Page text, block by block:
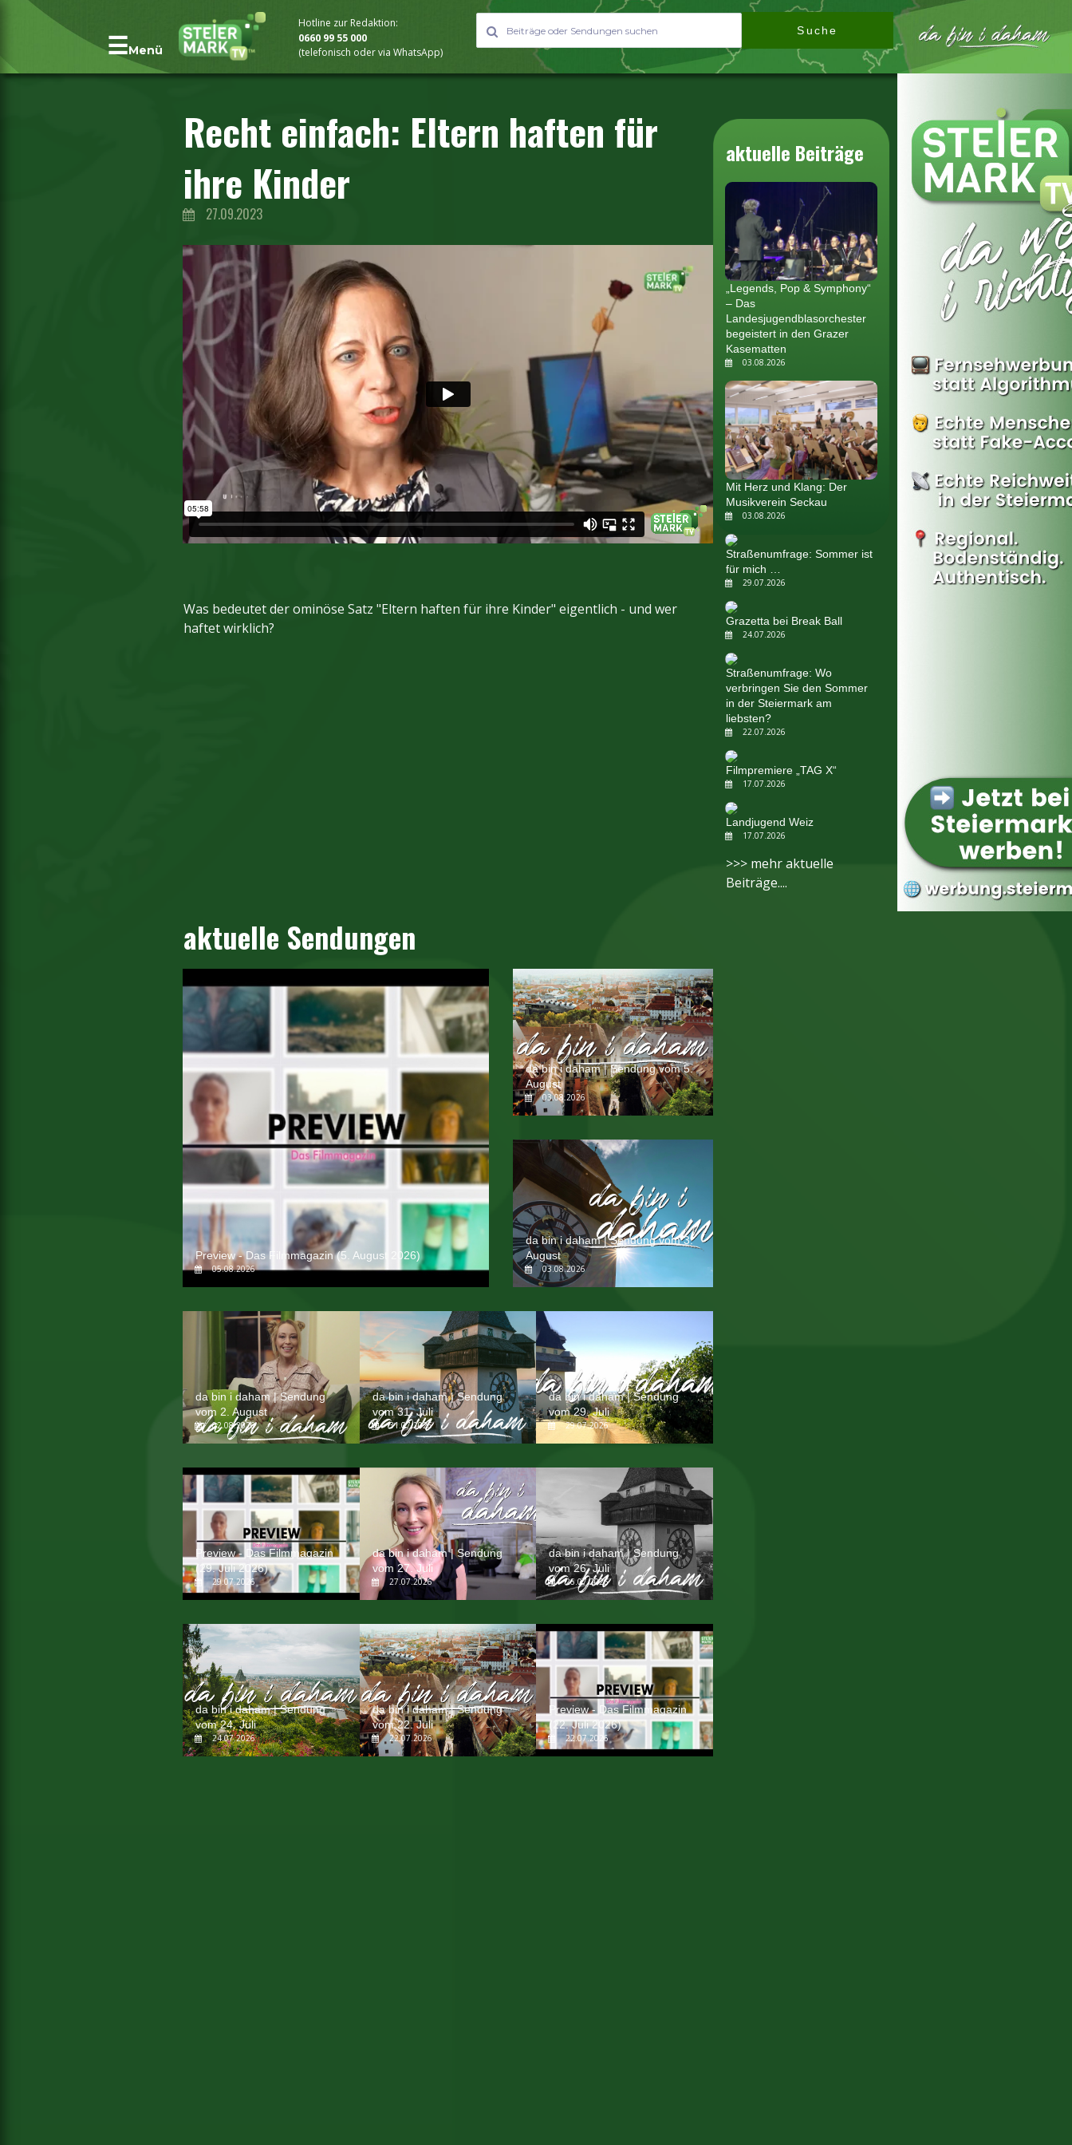
Menü
Hotline zur Redaktion:
0660 99 55 000
(telefonisch oder via WhatsApp)
Suche
Recht einfach: Eltern haften für
ihre Kinder
27.09.2023
Was bedeutet der ominöse Satz "Eltern haften für ihre Kinder" eigentlich - und wer
haftet wirklich?
aktuelle Sendungen
Preview - Das Filmmagazin (5. August 2026)
05.08.2026
da bin i daham | Sendung vom 5.
August
03.08.2026
da bin i daham | Sendung vom 3.
August
03.08.2026
da bin i daham | Sendung
vom 2. August
02.08.2026
da bin i daham | Sendung
vom 31. Juli
31.07.2026
da bin i daham | Sendung
vom 29. Juli
29.07.2026
Preview - Das Filmmagazin
(29. Juli 2026)
29.07.2026
da bin i daham | Sendung
vom 27. Juli
27.07.2026
da bin i daham | Sendung
vom 26. Juli
26.07.2026
da bin i daham | Sendung
vom 24. Juli
24.07.2026
da bin i daham | Sendung
vom 22. Juli
22.07.2026
Preview - Das Filmmagazin
(22. Juli 2026)
22.07.2026
aktuelle Beiträge
„Legends, Pop & Symphony“
– Das
Landesjugendblasorchester
begeistert in den Grazer
Kasematten
03.08.2026
Mit Herz und Klang: Der
Musikverein Seckau
03.08.2026
Straßenumfrage: Sommer ist
für mich …
29.07.2026
Grazetta bei Break Ball
24.07.2026
Straßenumfrage: Wo
verbringen Sie den Sommer
in der Steiermark am
liebsten?
22.07.2026
Filmpremiere „TAG X“
17.07.2026
Landjugend Weiz
17.07.2026
>>> mehr aktuelle
Beiträge....